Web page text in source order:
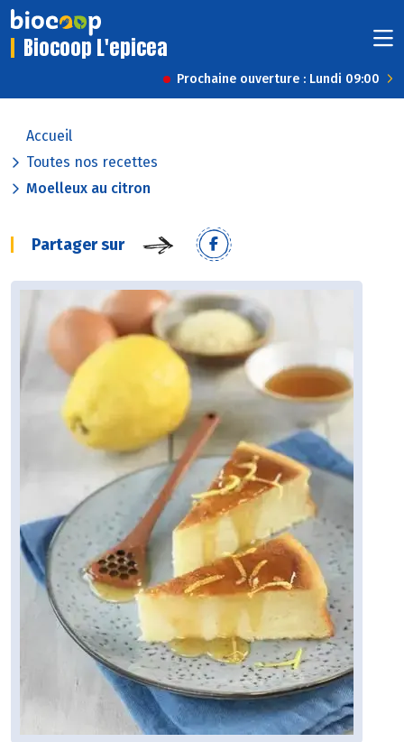
Biocoop L'epicea
Prochaine ouverture : Lundi 09:00
Accueil
Toutes nos recettes
Moelleux au citron
Partager sur